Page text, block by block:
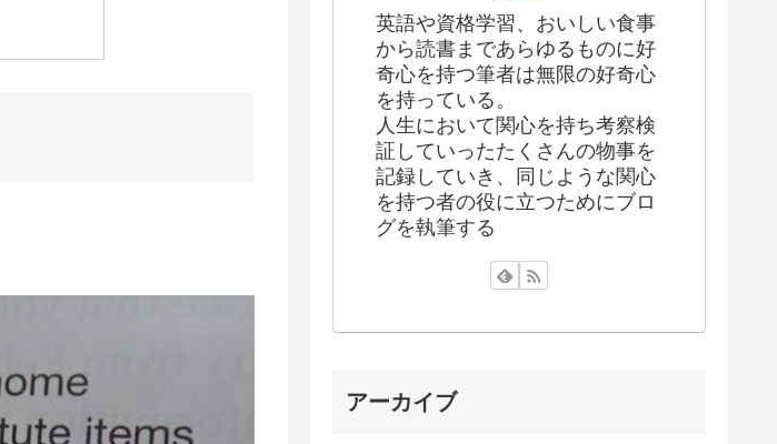
英語や資格学習、おいしい食事
から読書まであらゆるものに好
奇心を持つ筆者は無限の好奇心
を持っている。
人生において関心を持ち考察検
証していったたくさんの物事を
記録していき、同じような関心
を持つ者の役に立つためにブロ
グを執筆する
アーカイブ